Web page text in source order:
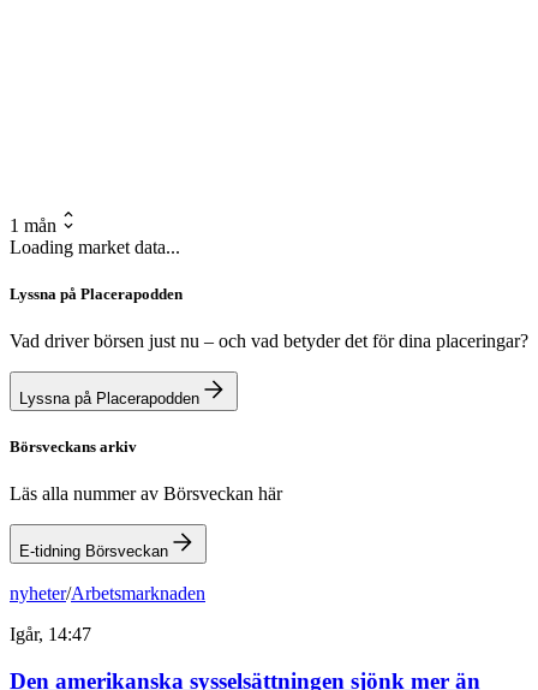
1 mån
Loading market data...
Lyssna på Placerapodden
Vad driver börsen just nu – och vad betyder det för dina placeringar?
Lyssna på Placerapodden
Börsveckans arkiv
Läs alla nummer av Börsveckan här
E-tidning Börsveckan
nyheter/Arbetsmarknaden
Igår, 14:47
Den amerikanska sysselsättningen sjönk mer än